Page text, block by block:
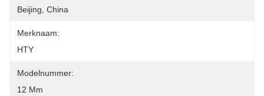
Beijing, China
Merknaam:
HTY
Modelnummer:
12 Mm